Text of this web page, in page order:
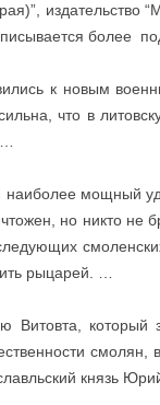
издательство
более
к новым
что в
мощный
но никто не
рыцарей. …
который
князь